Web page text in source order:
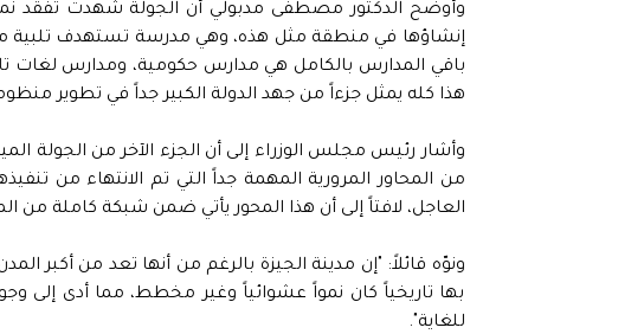
وأوضح الدكتور مصطفى مدبولي أن الجولة شهدت تفقد
إنشاؤها في منطقة مثل هذه، وهي مدرسة تستهدف تلبية
باقي المدارس بالكامل هي مدارس حكومية، ومدارس لغات
هذا كله يمثل جزءاً من جهد الدولة الكبير جداً في تطوير
وأشار رئيس مجلس الوزراء إلى أن الجزء الآخر من الجولة
من المحاور المرورية المهمة جداً التي تم الانتهاء من
العاجل، لافتاً إلى أن هذا المحور يأتي ضمن شبكة كاملة من
ونوّه قائلاً: "إن مدينة الجيزة بالرغم من أنها تعد من أكبر
بها تاريخياً كان نمواً عشوائياً وغير مخطط، مما أدى إلى
للغاية".